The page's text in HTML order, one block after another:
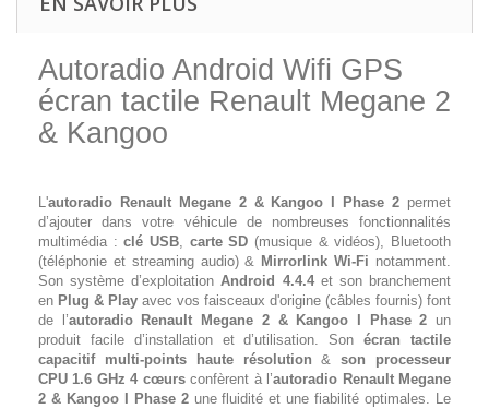
Autoradio Android Wifi GPS
écran tactile Renault Megane 2
& Kangoo
L'autoradio Renault Megane 2 & Kangoo I Phase 2 permet
d’ajouter dans votre véhicule de nombreuses fonctionnalités
multimédia :clé USB, carte SD (musique & vidéos), Bluetooth
(téléphonie et streaming audio) & Mirrorlink Wi-Fi notamment.
Son système d’exploitationAndroid 4.4.4et son branchement
en Plug & Play avec vos faisceaux d'origine (câbles fournis) font
de l’autoradio Renault Megane 2 & Kangoo I Phase 2 un
produit facile d’installation et d’utilisation. Sonécran tactile
capacitif multi-points haute résolution &son processeur
CPU 1.6 GHz 4 cœursconfèrent à l’autoradio Renault Megane
2 & Kangoo I Phase 2 une fluidité et une fiabilité optimales. Le